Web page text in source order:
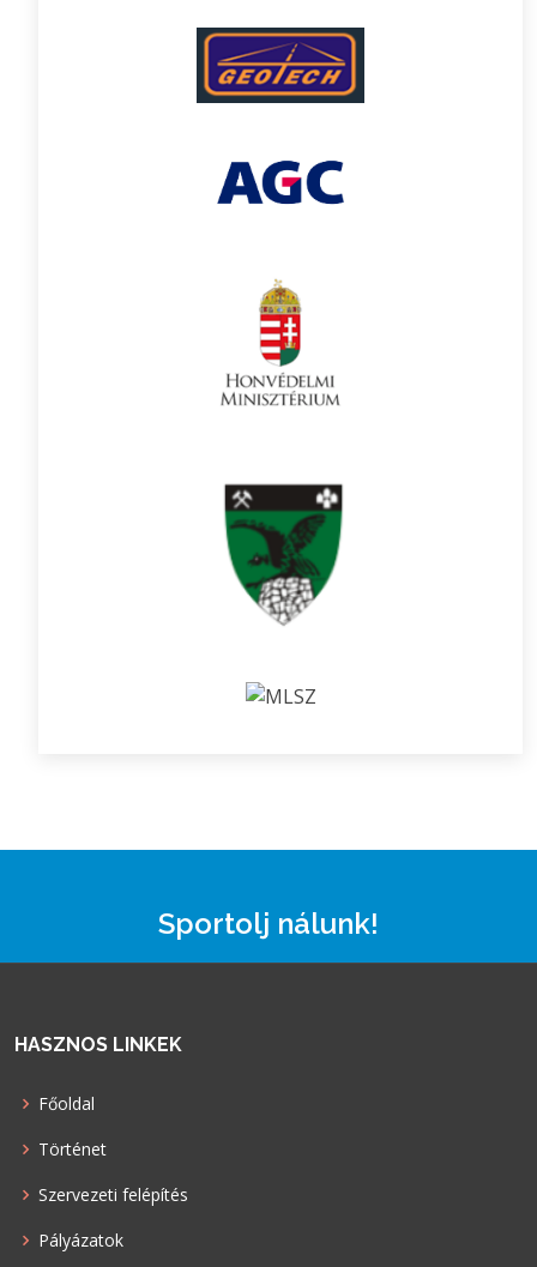
Sportolj nálunk!
HASZNOS LINKEK
Főoldal
Történet
Szervezeti felépítés
Pályázatok